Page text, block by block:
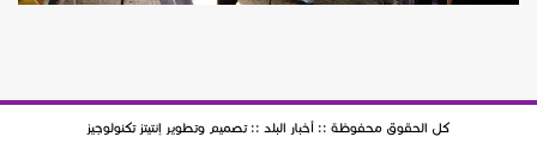
كل الحقوق محفوظة :: أخبار البلد :: تصميم وتطوير إنتيتز تكنولوجيز